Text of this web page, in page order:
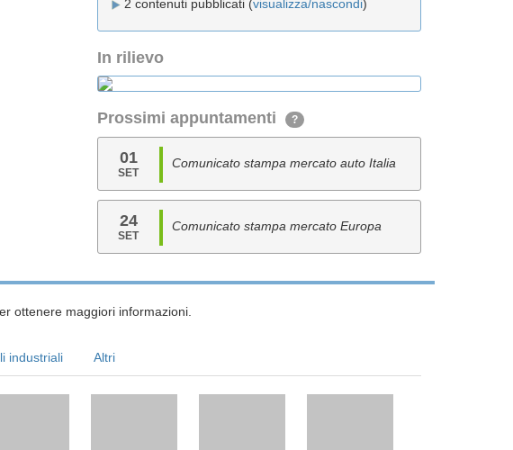
2 contenuti pubblicati (visualizza/nascondi)
In rilievo
Prossimi appuntamenti ?
01
SET
Comunicato stampa mercato auto Italia
24
SET
Comunicato stampa mercato Europa
ottenere maggiori informazioni.
industriali Altri